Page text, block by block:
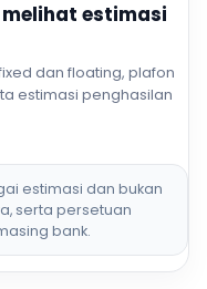
estimasi
dan floating, plafon
estimasi penghasilan
estimasi dan bukan
serta persetuan
bank.